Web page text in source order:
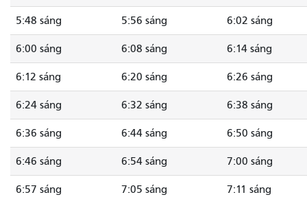
5:48 sáng 5:56 sáng 6:02 sáng
6:00 sáng 6:08 sáng 6:14 sáng
6:12 sáng 6:20 sáng 6:26 sáng
6:24 sáng 6:32 sáng 6:38 sáng
6:36 sáng 6:44 sáng 6:50 sáng
6:46 sáng 6:54 sáng 7:00 sáng
6:57 sáng 7:05 sáng 7:11 sáng